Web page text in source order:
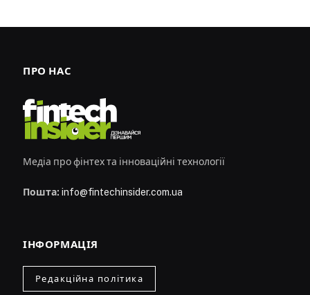
ПРО НАС
Медіа про фінтех та інноваційні технології
Пошта: info@fintechinsider.com.ua
ІНФОРМАЦІЯ
Редакційна політика